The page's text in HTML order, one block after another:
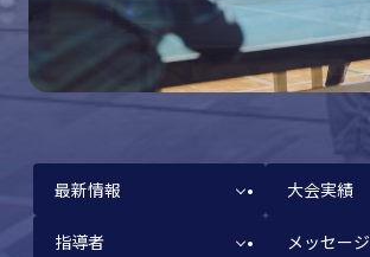
最新情報 大会実績
指導者 メッセージ